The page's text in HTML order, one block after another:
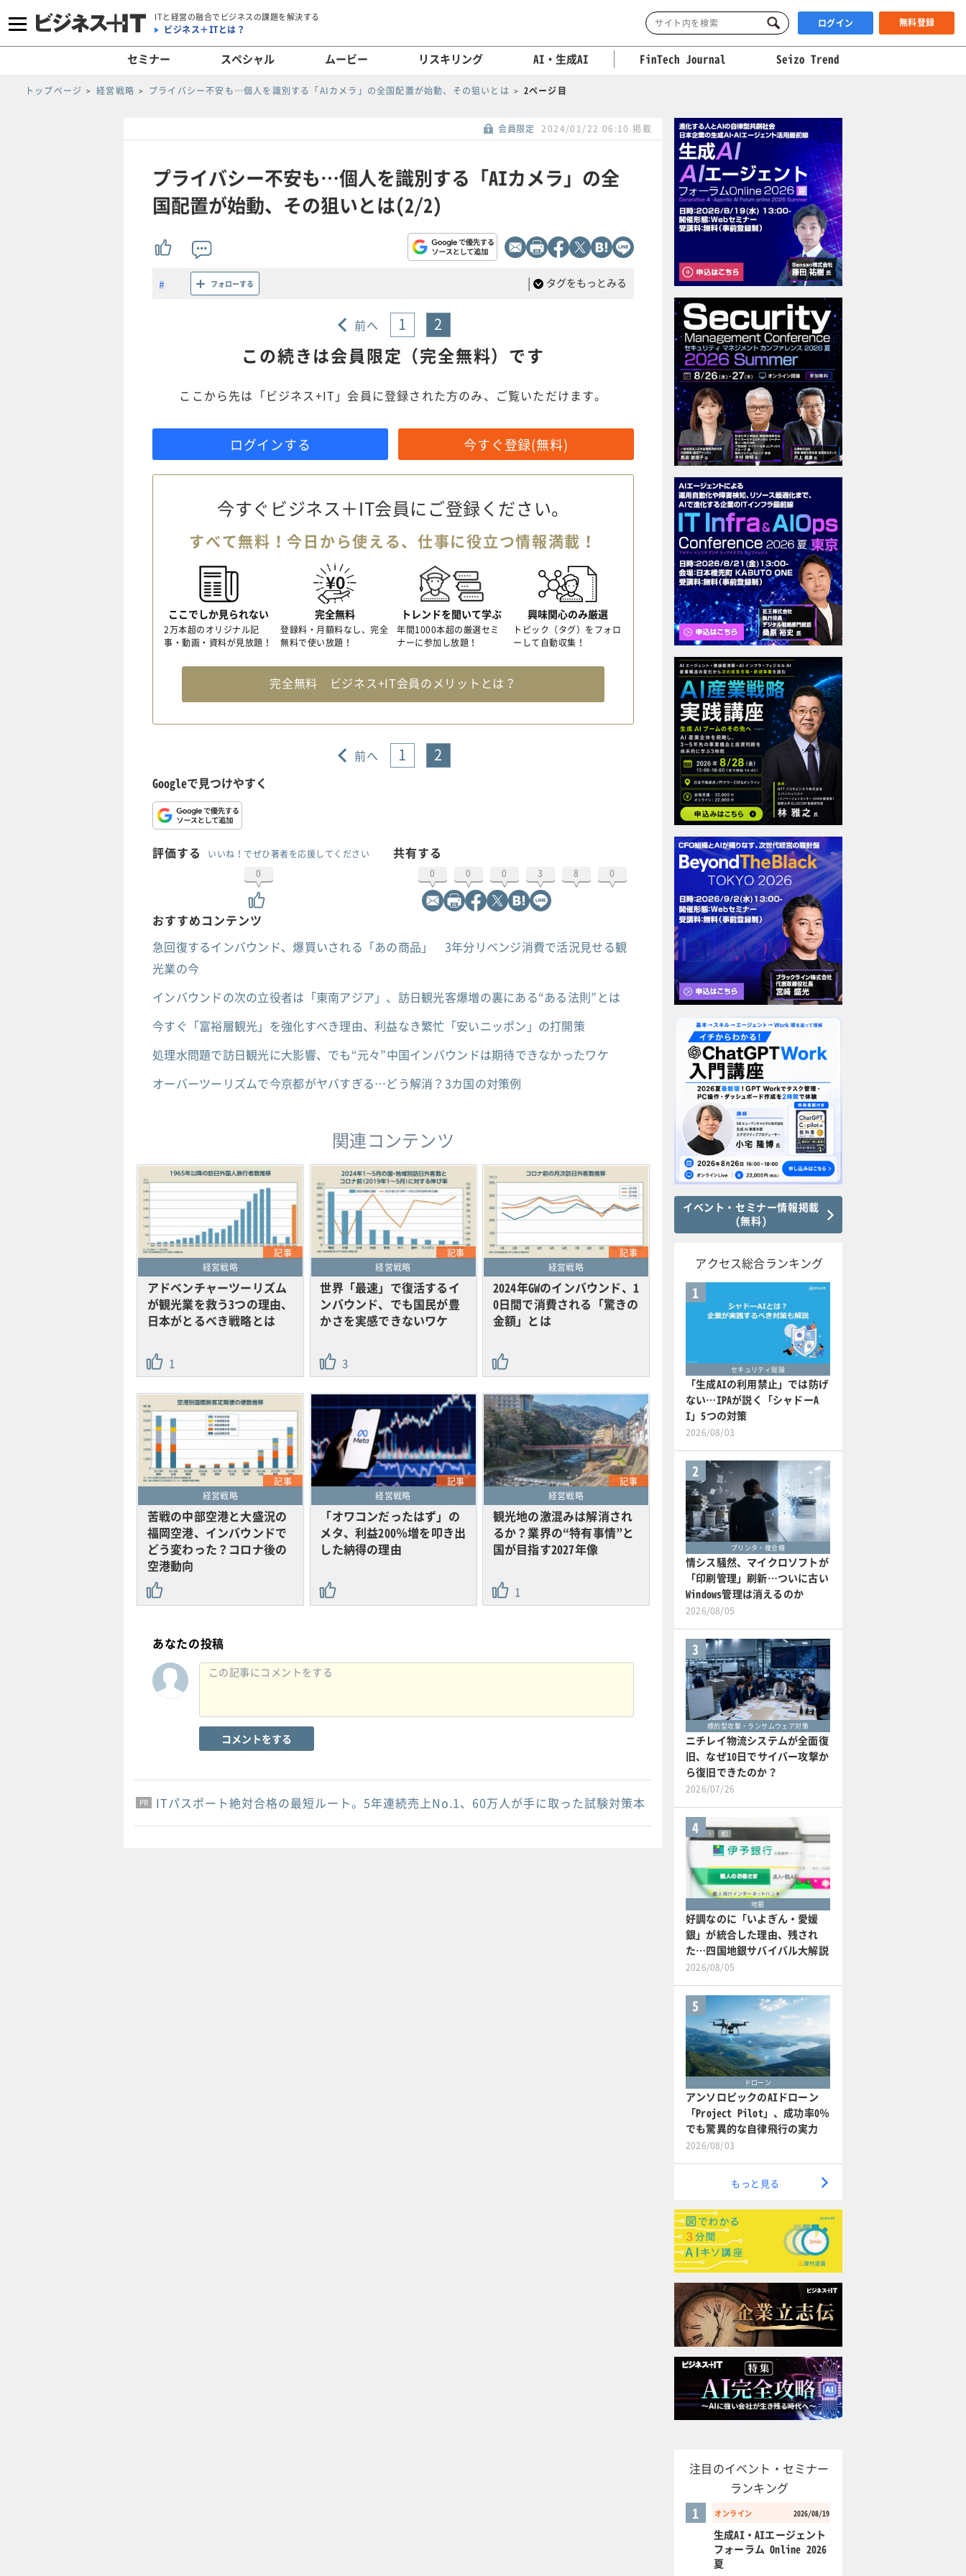
ITと経営の融合でビジネスの課題を解決する
ビジネス＋ITとは？ ログイン 無料登録
セミナー スペシャル ムービー リスキリング AI・生成AI FinTech Journal Seizo Trend
トップページ 経営戦略 プライバシー不安も…個人を識別する「AIカメラ」の全国配置が始動、その狙いとは 2ページ目
会員限定 2024/01/22 06:10 掲載
プライバシー不安も…個人を識別する「AIカメラ」の全
国配置が始動、その狙いとは(2/2)
フォローする | タグをもっとみる
前へ 1 2
この続きは会員限定（完全無料）です
ここから先は「ビジネス+IT」会員に登録された方のみ、ご覧いただけます。
ログインする 今すぐ登録(無料)
今すぐビジネス＋IT会員にご登録ください。
すべて無料！今日から使える、仕事に役立つ情報満載！
ここでしか見られない
2万本超のオリジナル記
事・動画・資料が見放題！
完全無料
登録料・月額料なし、完全
無料で使い放題！
トレンドを聞いて学ぶ
年間1000本超の厳選セミ
ナーに参加し放題！
興味関心のみ厳選
トピック（タグ）をフォロ
ーして自動収集！
完全無料 ビジネス+IT会員のメリットとは？
前へ 1 2
Googleで見つけやすく
評価する
いいね！でぜひ著者を応援してください
0
共有する
0 0 0 3 8 0
おすすめコンテンツ
急回復するインバウンド、爆買いされる「あの商品」 3年分リベンジ消費で活況見せる観
光業の今
インバウンドの次の立役者は「東南アジア」、訪日観光客爆増の裏にある“ある法則”とは
今すぐ「富裕層観光」を強化すべき理由、利益なき繁忙「安いニッポン」の打開策
処理水問題で訪日観光に大影響、でも“元々”中国インバウンドは期待できなかったワケ
オーバーツーリズムで今京都がヤバすぎる…どう解消？3カ国の対策例
関連コンテンツ
記事
経営戦略
アドベンチャーツーリズム
が観光業を救う3つの理由、
日本がとるべき戦略とは
1
記事
経営戦略
世界「最速」で復活するイ
ンバウンド、でも国民が豊
かさを実感できないワケ
3
記事
経営戦略
2024年GWのインバウンド、1
0日間で消費される「驚きの
金額」とは
記事
経営戦略
苦戦の中部空港と大盛況の
福岡空港、インバウンドで
どう変わった？コロナ後の
空港動向
記事
経営戦略
「オワコンだったはず」の
メタ、利益200％増を叩き出
した納得の理由
記事
経営戦略
観光地の激混みは解消され
るか？業界の“特有事情”と
国が目指す2027年像
1
あなたの投稿
コメントをする
PR
PR
PR ITパスポート絶対合格の最短ルート。5年連続売上No.1、60万人が手に取った試験対策本
イベント・セミナー情報掲載
(無料)
アクセス総合ランキング
1
セキュリティ総論
「生成AIの利用禁止」では防げ
ない…IPAが説く「シャドーA
I」5つの対策
2026/08/03
2
プリンタ・複合機
情シス騒然、マイクロソフトが
「印刷管理」刷新…ついに古い
Windows管理は消えるのか
2026/08/05
3
標的型攻撃・ランサムウェア対策
ニチレイ物流システムが全面復
旧、なぜ10日でサイバー攻撃か
ら復旧できたのか？
2026/07/26
4
地銀
好調なのに「いよぎん・愛媛
銀」が統合した理由、残され
た…四国地銀サバイバル大解説
2026/08/05
5
ドローン
アンソロピックのAIドローン
「Project Pilot」、成功率0％
でも驚異的な自律飛行の実力
2026/08/03
もっと見る
注目のイベント・セミナー
ランキング
オンライン 2026/08/19
1
生成AI・AIエージェント
フォーラム Online 2026
夏